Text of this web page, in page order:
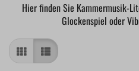
Hier finden Sie Kammermusik-
Glockenspiel oder